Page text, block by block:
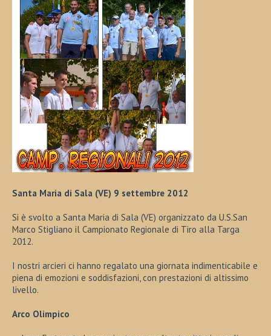
Santa Maria di Sala (VE) 9 settembre 2012
Si è svolto a Santa Maria di Sala (VE) organizzato da U.S.San
Marco Stigliano il Campionato Regionale di Tiro alla Targa
2012.
I nostri arcieri ci hanno regalato una giornata indimenticabile e
piena di emozioni e soddisfazioni, con prestazioni di altissimo
livello.
Arco Olimpico